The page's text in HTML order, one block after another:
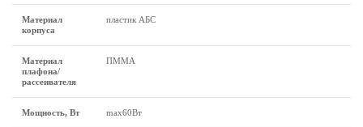
Материал
корпуса
пластик АБС
Материал
плафона/
рассеивателя
ПММА
Мощность, Вт max60Вт